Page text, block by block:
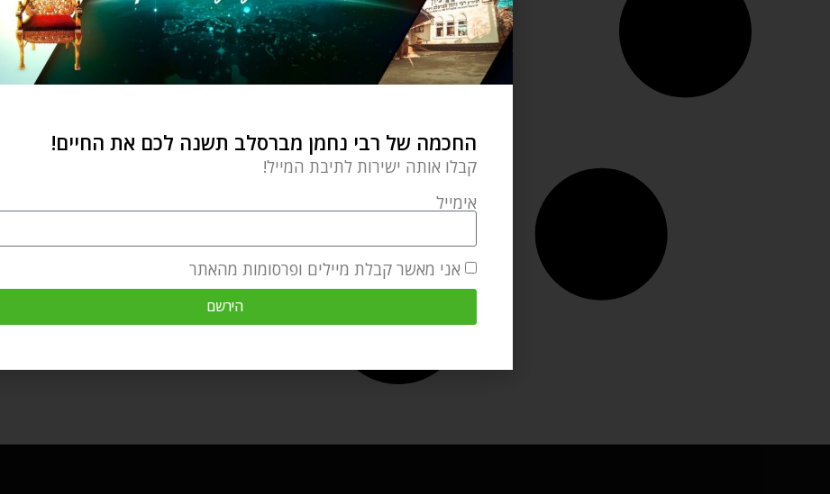
החכמה של רבי נחמן מברסלב תשנה לכם את החיים!
קבלו אותה ישירות לתיבת המייל!
אימייל
אני מאשר קבלת מיילים ופרסומות מהאתר
הירשם